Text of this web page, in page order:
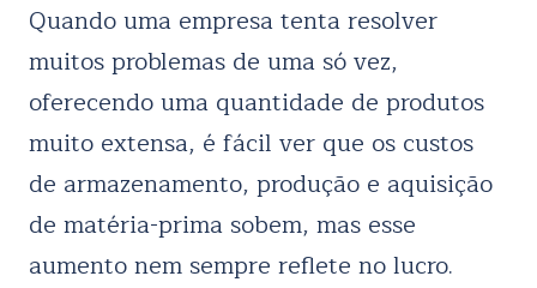
Quando uma empresa tenta resolver
muitos problemas de uma só vez,
oferecendo uma quantidade de produtos
muito extensa, é fácil ver que os custos
de armazenamento, produção e aquisição
de matéria-prima sobem, mas esse
aumento nem sempre reflete no lucro.